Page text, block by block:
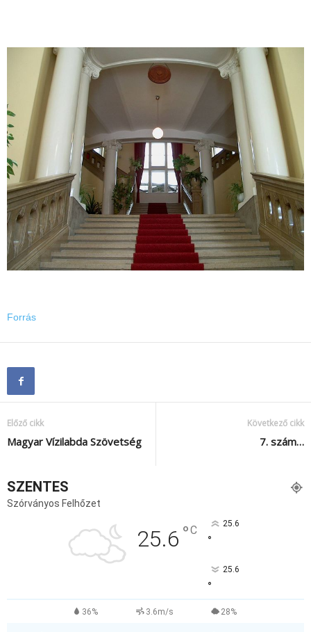
Forrás
Előző cikk
Magyar Vízilabda Szövetség
Következő cikk
7. szám…
SZENTES
Szórványos Felhőzet
25.6 °C 25.6
°
25.6
°
36% 3.6m/s 28%